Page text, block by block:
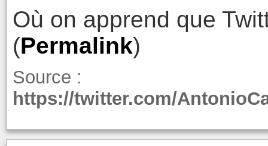
Où on apprend que
(Permalink)
Source :
https://twitter.com/